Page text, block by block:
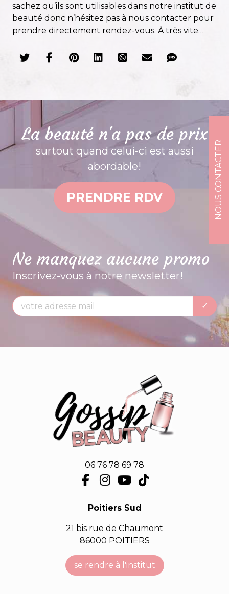
NOUS CONTACTER
sachez qu’ils sont utilisables dans notre institut de
beauté donc n’hésitez pas à nous contacter pour
prendre directement rendez-vous. À très vite…
La beauté n'a pas de prix
surtout quand celui-ci est aussi
abordable!
PRENDRE RDV
Ne manquez aucune promo
Inscrivez-vous à notre newsletter!
06 76 78 69 78
Poitiers Sud
21 bis rue de Chaumont
86000 POITIERS
se rendre à l'institut